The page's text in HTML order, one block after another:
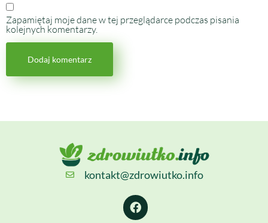
Zapamiętaj moje dane w tej przeglądarce podczas pisania
kolejnych komentarzy.
kontakt@zdrowiutko.info